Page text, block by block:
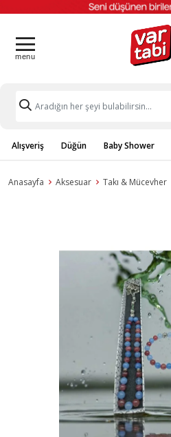
Alışveriş Düğün Baby Shower
Anasayfa Aksesuar Takı & Mücevher